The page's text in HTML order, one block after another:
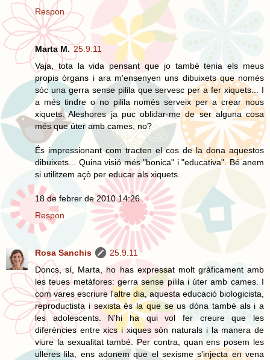
Respon
Marta M. 25.9.11
Vaja, tota la vida pensant que jo també tenia els meus
propis òrgans i ara m'ensenyen uns dibuixets que només
sóc una gerra sense pilila que servesc per a fer xiquets... I
a més tindre o no pilila només serveix per a crear nous
xiquets. Aleshores ja puc oblidar-me de ser alguna cosa
més que úter amb cames, no?
És impressionant com tracten el cos de la dona aquestos
dibuixets... Quina visió més "bonica" i "educativa". Bé anem
si utilitzem açò per educar als xiquets.
18 de febrer de 2010 14:26
Respon
Rosa Sanchis
25.9.11
Doncs, sí, Marta, ho has expressat molt gràficament amb
les teues metàfores: gerra sense pilila i úter amb cames. I
com vares escriure l'altre dia, aquesta educació biologicista,
reproductista i sexista és la que se us dóna també als i a
les adolescents. N'hi ha qui vol fer creure que les
diferències entre xics i xiques són naturals i la manera de
viure la sexualitat també. Per contra, quan ens posem les
ulleres lila, ens adonem que el sexisme s'injecta en vena